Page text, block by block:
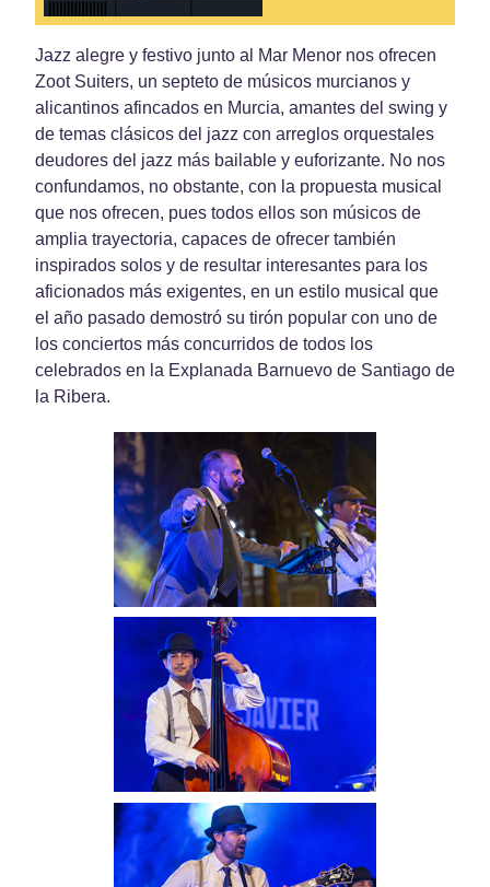
Jazz alegre y festivo junto al Mar Menor nos ofrecen
Zoot Suiters, un septeto de músicos murcianos y
alicantinos afincados en Murcia, amantes del swing y
de temas clásicos del jazz con arreglos orquestales
deudores del jazz más bailable y euforizante. No nos
confundamos, no obstante, con la propuesta musical
que nos ofrecen, pues todos ellos son músicos de
amplia trayectoria, capaces de ofrecer también
inspirados solos y de resultar interesantes para los
aficionados más exigentes, en un estilo musical que
el año pasado demostró su tirón popular con uno de
los conciertos más concurridos de todos los
celebrados en la Explanada Barnuevo de Santiago de
la Ribera.